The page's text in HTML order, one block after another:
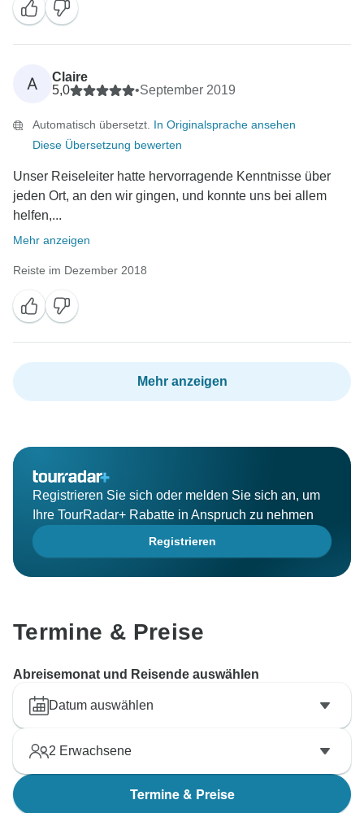
A
Claire
5,0
•September 2019
Automatisch übersetzt. In Originalsprache ansehen
Diese Übersetzung bewerten
Unser Reiseleiter hatte hervorragende Kenntnisse über
jeden Ort, an den wir gingen, und konnte uns bei allem
helfen,...
Mehr anzeigen
Reiste im Dezember 2018
Mehr anzeigen
Registrieren Sie sich oder melden Sie sich an, um
Ihre TourRadar+ Rabatte in Anspruch zu nehmen
Registrieren
Termine & Preise
Abreisemonat und Reisende auswählen
Datum auswählen
2 Erwachsene
Termine & Preise